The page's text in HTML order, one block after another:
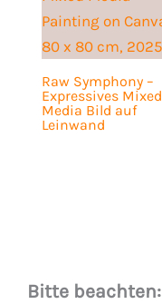
Raw Symphony –
Expressives Mixed
Media Bild auf
Leinwand
Bitte beachten: